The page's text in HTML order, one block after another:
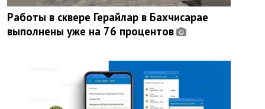
Работы в сквере Герайлар в Бахчисарае
выполнены уже на 76 процентов